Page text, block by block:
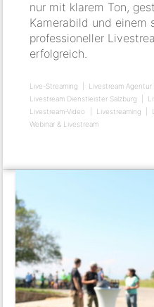
nur mit klarem Ton,
Kamerabild und einem
professioneller
erfolgreich.
Live-Streaming
Livestream Agentur
Livestream Dienstleister Salzburg
Livestream-Video
Livestreaming
Webinar & Livestream